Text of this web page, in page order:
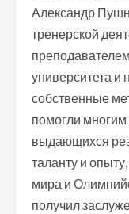
Александр
тренерской
университета и
собственные
помогли
выдающихся
таланту и
мира и
получил